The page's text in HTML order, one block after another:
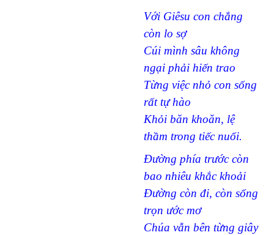
Với Giêsu con chẳng
còn lo sợ
Cúi mình sâu không
ngại phải hiến trao
Từng việc nhỏ con sống
rất tự hào
Khỏi băn khoăn, lệ
thầm trong tiếc nuối.
Đường phía trước còn
bao nhiêu khắc khoải
Đường còn đi, còn sống
trọn ước mơ
Chúa vẫn bên từng giây